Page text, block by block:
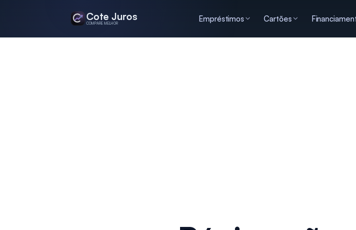
Cote Juros
COMPARE MELHOR Empréstimos Cartões